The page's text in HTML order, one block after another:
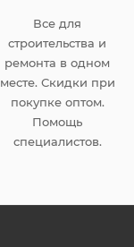
Все для
строительства и
ремонта в одном
месте. Скидки при
покупке оптом.
Помощь
специалистов.